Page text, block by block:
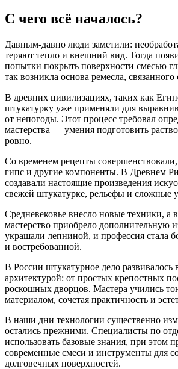
С чего всё началось?
Давным-давно люди заметили:
теряют тепло и внешний вид. Тогда
попытки покрыть поверхности смесью
так возникла основа ремесла,
В древних цивилизациях, таких как
штукатурку уже применяли для
от непогоды. Этот процесс требовал
мастерства — умения подготовить
ровно.
Со временем рецепты совершенствовали,
гипс и другие компоненты. В Древнем
создавали настоящие произведения
свежей штукатурке, рельефы и сложные
Средневековье внесло новые техники, а
мастерство приобрело дополнительную
украшали лепниной, и профессия стала
и востребованной.
В России штукатурное дело развивалось
архитектурой: от простых крепостных
роскошных дворцов. Мастера учились
материалом, сочетая практичность и
В наши дни технологии существенно
остались прежними. Специалисты по
использовать базовые знания, при этом
современные смеси и инструменты для
долговечных поверхностей.